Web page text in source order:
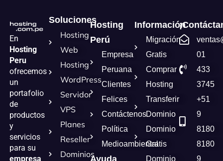
En
Hosting
Peru
ofrecemos
un
portafolio
de
productos
y
servicios
para su
empresa
Soluciones
Hosting
Web
Hosting
WordPress
Servidor
VPS
Planes
Reseller
Dominios
Hosting
Perú
Empresa
Peruana
Clientes
Felices
Contáctenos
Política
Medioambiental
Información
Migración
Gratis
Comprar
Hosting
Transferir
Dominio
Dominio
Gratis
Dominio
01
433
3745
+51
9
8180
8180
9